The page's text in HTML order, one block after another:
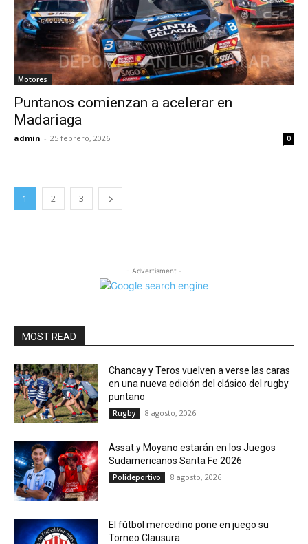
Motores
Puntanos comienzan a acelerar en
Madariaga
admin - 25 febrero, 2026 0
1 2 3
- Advertisment -
MOST READ
Chancay y Teros vuelven a verse las caras
en una nueva edición del clásico del rugby
puntano
Rugby 8 agosto, 2026
Assat y Moyano estarán en los Juegos
Sudamericanos Santa Fe 2026
Polideportivo 8 agosto, 2026
El fútbol mercedino pone en juego su
Torneo Clausura